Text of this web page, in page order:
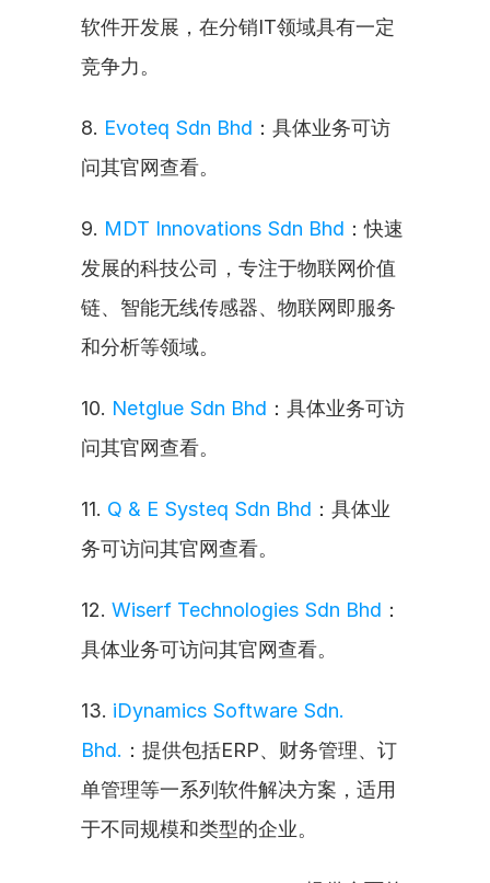
软件开发展，在分销IT领域具有一定
竞争力。
8. Evoteq Sdn Bhd ：具体业务可访
问其官网查看。
9. MDT Innovations Sdn Bhd ：快速
发展的科技公司，专注于物联网价值
链、智能无线传感器、物联网即服务
和分析等领域。
10. Netglue Sdn Bhd ：具体业务可访
问其官网查看。
11. Q & E Systeq Sdn Bhd ：具体业
务可访问其官网查看。
12. Wiserf Technologies Sdn Bhd ：
具体业务可访问其官网查看。
13. iDynamics Software Sdn.
Bhd. ：提供包括ERP、财务管理、订
单管理等一系列软件解决方案，适用
于不同规模和类型的企业。